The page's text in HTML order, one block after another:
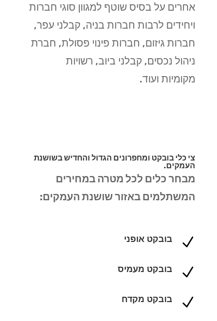
אחרים על בסיס שוטף למגוון סוגי חברות
ויחידים לרבות חברות בניה, קבלני עפר,
חברות גיזום, חברות פינוי פסולת, חברת
ניהול נכסים, קבלני ביוב, רשויות
מקומיות ועוד.
צי כלי בובקט ומחפרונים הגדול והחדיש בשושנת
העמקים.
מבחר כלים לכל מטרה במחירים
המשתלמים באזור שושנת העמקים:
N בובקט אופני
N בובקט מעמיס
N בובקט מקדח